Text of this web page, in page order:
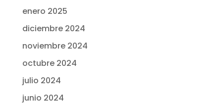
enero 2025
diciembre 2024
noviembre 2024
octubre 2024
julio 2024
junio 2024